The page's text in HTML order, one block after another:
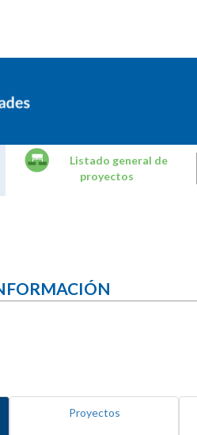
Listado general de
proyectos
Proyectos